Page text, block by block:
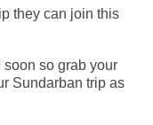
they can join this
so grab your
Sundarban trip as